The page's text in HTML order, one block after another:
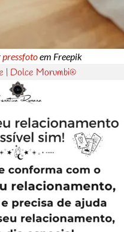
pressfotoem Freepik
| Dolce Morumbi®